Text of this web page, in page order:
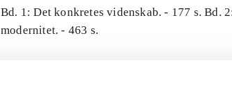
Bd. 1: Det konkretes videnskab. - 177 s. Bd.
modernitet. - 463 s.